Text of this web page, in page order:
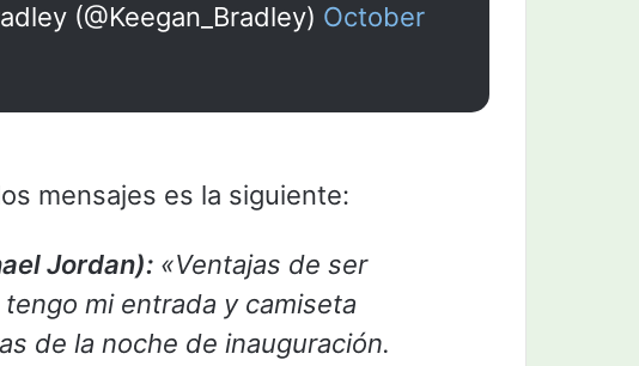
(@Keegan_Bradley) October
mensajes es la siguiente:
Jordan): «Ventajas de ser
mi entrada y camiseta
de la noche de inauguración.